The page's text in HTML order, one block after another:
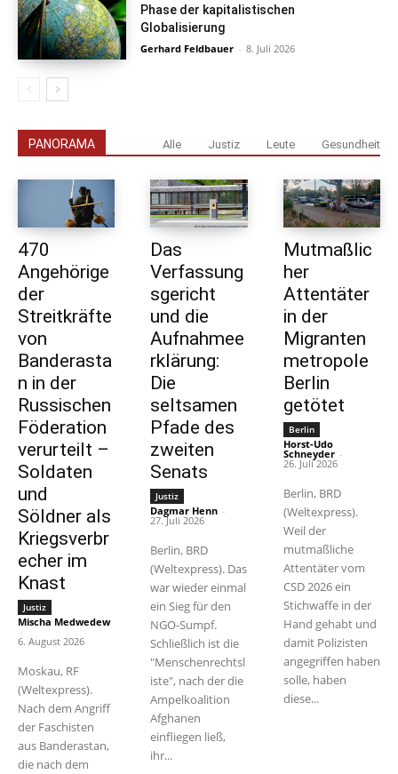
Phase der kapitalistischen
Globalisierung
Gerhard Feldbauer - 8. Juli 2026
PANORAMA Alle Justiz Leute Gesundheit
470
Angehörige
der
Streitkräfte
von
Banderasta
n in der
Russischen
Föderation
verurteilt –
Soldaten
und
Söldner als
Kriegsverbr
echer im
Knast
Justiz
Mischa Medwedew
-
6. August 2026
Moskau, RF
(Weltexpress).
Nach dem Angriff
der Faschisten
aus Banderastan,
die nach dem
Das
Verfassung
sgericht
und die
Aufnahmee
rklärung:
Die
seltsamen
Pfade des
zweiten
Senats
Justiz
Dagmar Henn -
27. Juli 2026
Berlin, BRD
(Weltexpress). Das
war wieder einmal
ein Sieg für den
NGO-Sumpf.
Schließlich ist die
"Menschenrechtsl
iste", nach der die
Ampelkoalition
Afghanen
einfliegen ließ,
ihr...
Mutmaßlic
her
Attentäter
in der
Migranten
metropole
Berlin
getötet
Berlin
Horst-Udo
Schneyder -
26. Juli 2026
Berlin, BRD
(Weltexpress).
Weil der
mutmaßliche
Attentäter vom
CSD 2026 ein
Stichwaffe in der
Hand gehabt und
damit Polizisten
angegriffen haben
solle, haben
diese...